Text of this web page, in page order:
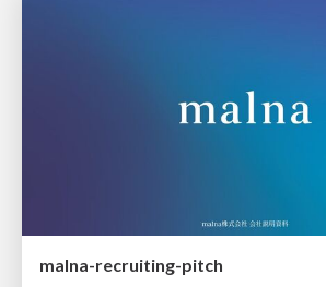
malna-recruiting-pitch